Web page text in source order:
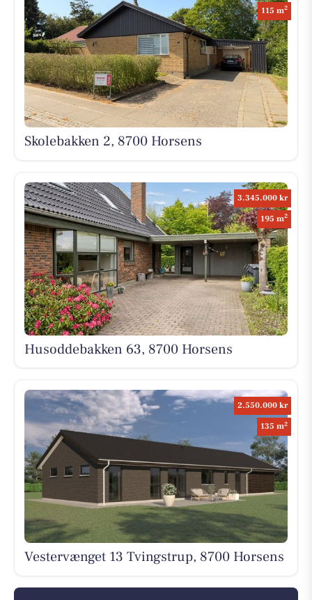
115 m2
Skolebakken 2, 8700 Horsens
3.345.000 kr
195 m2
Husoddebakken 63, 8700 Horsens
2.550.000 kr
135 m2
Vestervænget 13 Tvingstrup, 8700 Horsens